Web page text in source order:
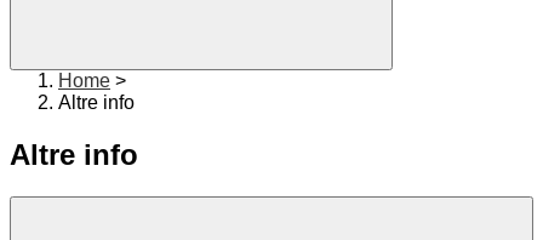
Home >
Altre info
Altre info